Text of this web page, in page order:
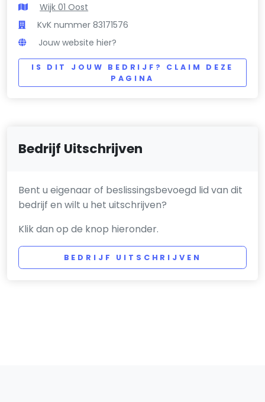
Wijk 01 Oost
KvK nummer 83171576
Jouw website hier?
IS DIT JOUW BEDRIJF? CLAIM DEZE
PAGINA
Bedrijf Uitschrijven
Bent u eigenaar of beslissingsbevoegd lid van dit
bedrijf en wilt u het uitschrijven?
Klik dan op de knop hieronder.
BEDRIJF UITSCHRIJVEN